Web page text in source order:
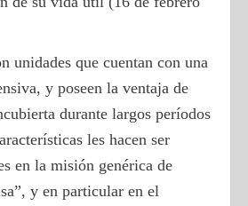
unidades que cuentan con una
y poseen la ventaja de
durante largos períodos
les hacen ser
en la misión genérica de
y en particular en el